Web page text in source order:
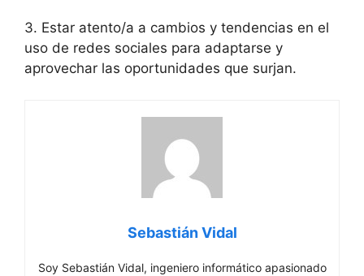
3. Estar atento/a a cambios y tendencias en el
uso de redes sociales para adaptarse y
aprovechar las oportunidades que surjan.
Sebastián Vidal
Soy Sebastián Vidal, ingeniero informático apasionado